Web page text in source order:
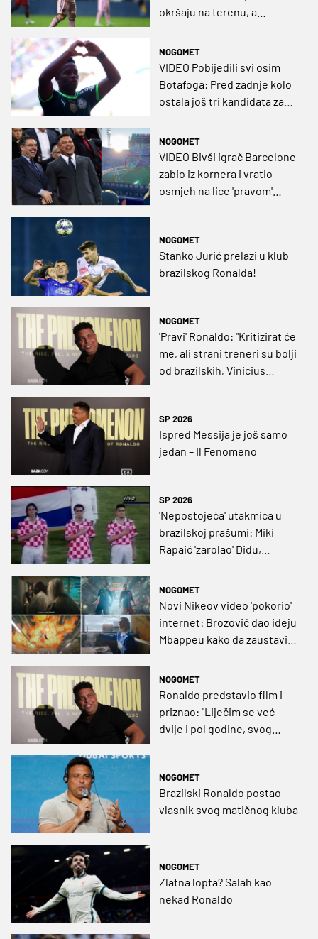
okršaju na terenu, a
NOGOMET
VIDEO Pobijedili svi osim
Botafoga: Pred zadnje kolo
ostala još tri kandidata za
odlučen
NOGOMET
VIDEO Bivši igrač Barcelone
zabio iz kornera i vratio
osmjeh na lice 'pravom'
NOGOMET
Stanko Jurić prelazi u klub
brazilskog Ronalda!
NOGOMET
'Pravi' Ronaldo: "Kritizirat će
me, ali strani treneri su bolji
od brazilskih, Vinicius
nogom"
SP 2026
Ispred Messija je još samo
jedan – Il Fenomeno
SP 2026
'Nepostojeća' utakmica u
brazilskoj prašumi: Miki
Rapaić 'zarolao' Didu,
budućih osvajača Mundijala
NOGOMET
Novi Nikeov video 'pokorio'
internet: Brozović dao ideju
Mbappeu kako da zaustavi
NOGOMET
Ronaldo predstavio film i
priznao: "Liječim se već
dvije i pol godine, svog
NOGOMET
Brazilski Ronaldo postao
vlasnik svog matičnog kluba
NOGOMET
Zlatna lopta? Salah kao
nekad Ronaldo